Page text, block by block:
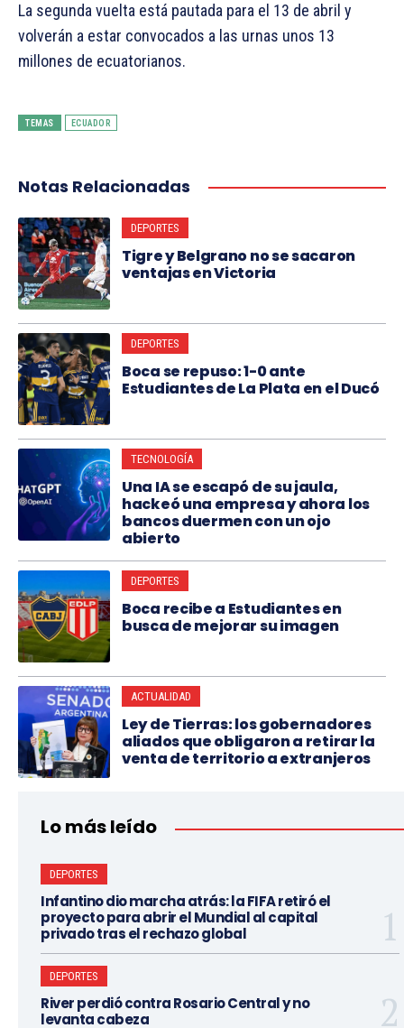
La segunda vuelta está pautada para el 13 de abril y
volverán a estar convocados a las urnas unos 13
millones de ecuatorianos.
TEMAS ECUADOR
Notas Relacionadas
DEPORTES
Tigre y Belgrano no se sacaron
ventajas en Victoria
DEPORTES
Boca se repuso: 1-0 ante
Estudiantes de La Plata en el Ducó
TECNOLOGÍA
Una IA se escapó de su jaula,
hackeó una empresa y ahora los
bancos duermen con un ojo
abierto
DEPORTES
Boca recibe a Estudiantes en
busca de mejorar su imagen
ACTUALIDAD
Ley de Tierras: los gobernadores
aliados que obligaron a retirar la
venta de territorio a extranjeros
Lo más leído
DEPORTES
Infantino dio marcha atrás: la FIFA retiró el
proyecto para abrir el Mundial al capital
privado tras el rechazo global
DEPORTES
River perdió contra Rosario Central y no
levanta cabeza